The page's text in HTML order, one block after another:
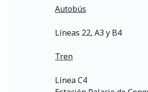
Autobús
Líneas 22, A3 y B4
Tren
Línea C4